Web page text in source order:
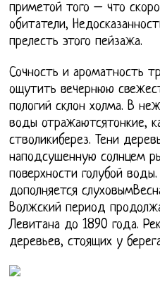
приметой того – что
обитатели,
прелесть этого пейзажа.
Сочность и ароматность
ощутить вечернюю
пологий склон холма. В
воды отражаютсятонкие,
стволикиберез. Тени
наподсушенную солнцем
поверхности голубой
дополняется
Волжский период
Левитана до 1890 года.
деревьев, стоящих у